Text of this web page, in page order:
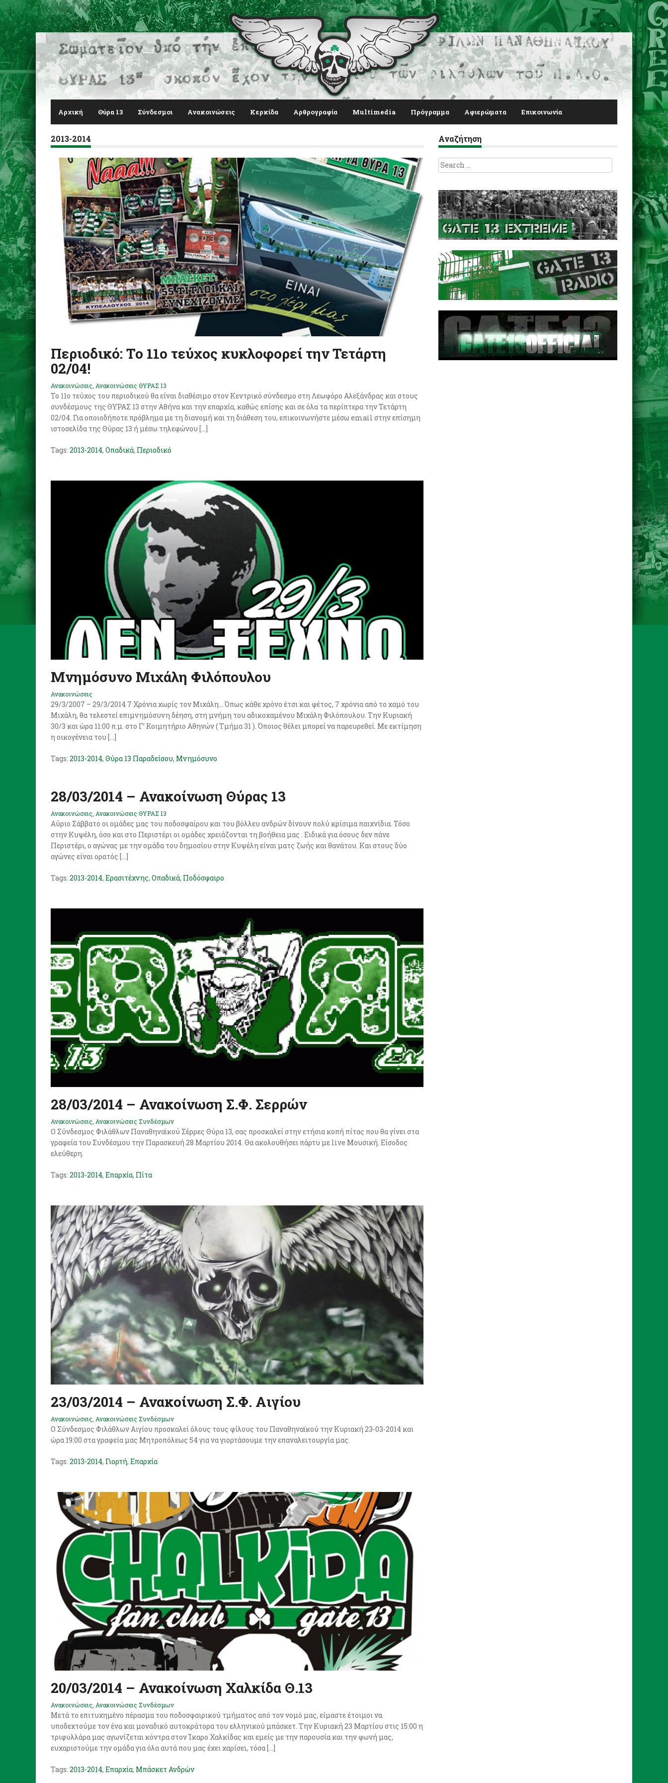
Αρχική Θύρα 13 Σύνδεσμοι Ανακοινώσεις Κερκίδα Αρθρογραφία Multimedia Πρόγραμμα Αφιερώματα Επικοινωνία
2013-2014
Περιοδικό: Το 11ο τεύχος κυκλοφορεί την Τετάρτη
02/04!
Ανακοινώσεις, Ανακοινώσεις ΘΥΡΑΣ 13
Το 11o τεύχος του περιοδικού θα είναι διαθέσιμο στον Κεντρικό σύνδεσμο στη Λεωφόρο Αλεξάνδρας και στους
συνδέσμους της ΘΥΡΑΣ 13 στην Αθήνα και την επαρχία, καθώς επίσης και σε όλα τα περίπτερα την Τετάρτη
02/04. Για οποιοδήποτε πρόβλημα με τη διανομή και τη διάθεση του, επικοινωνήστε μέσω email στην επίσημη
ιστοσελίδα της Θύρας 13 ή μέσω τηλεφώνου […]
Tags: 2013-2014, Οπαδικά, Περιοδικό
Μνημόσυνο Μιχάλη Φιλόπουλου
Ανακοινώσεις
29/3/2007 – 29/3/2014 7 Χρόνια χωρίς τον Μιχάλη… Όπως κάθε χρόνο έτσι και φέτος, 7 χρόνια από το χαμό του
Μιχάλη, θα τελεστεί επιμνημόσυνη δέηση, στη μνήμη του αδικοχαμένου Μιχάλη Φιλόπουλου. Την Κυριακή
30/3 και ώρα 11:00 π.μ. στο Γ’ Κοιμητήριο Αθηνών ( Τμήμα 31 ). Όποιος θέλει μπορεί να παρευρεθεί. Με εκτίμηση
η οικογένεια του […]
Tags: 2013-2014, Θύρα 13 Παραδείσου, Μνημόσυνο
28/03/2014 – Ανακοίνωση Θύρας 13
Ανακοινώσεις Ανακοινώσεις ΘΥΡΑΣ 13
Αύριο Σάββατο οι ομάδες μας του ποδοσφαίρου και του βόλλευ ανδρών δίνουν πολύ κρίσιμα παιχνίδια. Τόσο
στην Κυψέλη, όσο και στο Περιστέρι οι ομάδες χρειάζονται τη βοήθεια μας . Ειδικά για όσους δεν πάνε
Περιστέρι, ο αγώνας με την ομάδα του δημοσίου στην Κυψέλη είναι ματς ζωής και θανάτου. Και στους δύο
αγώνες είναι ορατός […]
Tags: 2013-2014, Ερασιτέχνης, Οπαδικά, Ποδόσφαιρο
28/03/2014 – Ανακοίνωση Σ.Φ. Σερρών
Ανακοινώσεις Ανακοινώσεις Συνδέσμων
Ο Σύνδεσμος Φιλάθλων Παναθηναϊκού Σέρρες Θύρα 13, σας προσκαλεί στην ετήσια κοπή πίτας που θα γίνει στα
γραφεία του Συνδέσμου την Παρασκευή 28 Μαρτίου 2014. Θα ακολουθήσει πάρτυ με live Μουσική. Είσοδος
ελεύθερη.
Tags: 2013-2014, Επαρχία, Πίτα
23/03/2014 – Ανακοίνωση Σ.Φ. Αιγίου
Ανακοινώσεις Ανακοινώσεις Συνδέσμων
Ο Σύνδεσμος Φιλάθλων Αιγίου προσκαλεί όλους τους φίλους του Παναθηναϊκού την Κυριακή 23-03-2014 και
ώρα 19:00 στα γραφεία μας Μητροπόλεως 54 για να γιορτάσουμε την επαναλειτουργία μας.
Tags: 2013-2014, Γιορτή, Επαρχία
20/03/2014 – Ανακοίνωση Χαλκίδα Θ.13
Ανακοινώσεις Ανακοινώσεις Συνδέσμων
Μετά το επιτυχημένο πέρασμα του ποδοσφαιρικού τμήματος από τον νομό μας, είμαστε έτοιμοι να
υποδεχτούμε τον ένα και μοναδικό αυτοκράτορα του ελληνικού μπάσκετ. Την Κυριακή 23 Μαρτίου στις 15:00 η
τριφυλλάρα μας αγωνίζεται κόντρα στον Ίκαρο Χαλκίδας και εμείς με την παρουσία και την φωνή μας,
ευχαριστούμε την ομάδα για όλα αυτά που μας έχει χαρίσει, τόσα […]
Tags: 2013-2014, Επαρχία, Μπάσκετ Ανδρών
Αναζήτηση
Search
for: